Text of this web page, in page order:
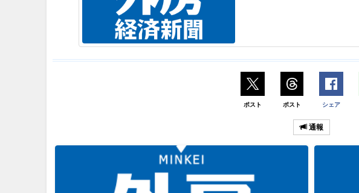
ポスト ポスト シェア
通報